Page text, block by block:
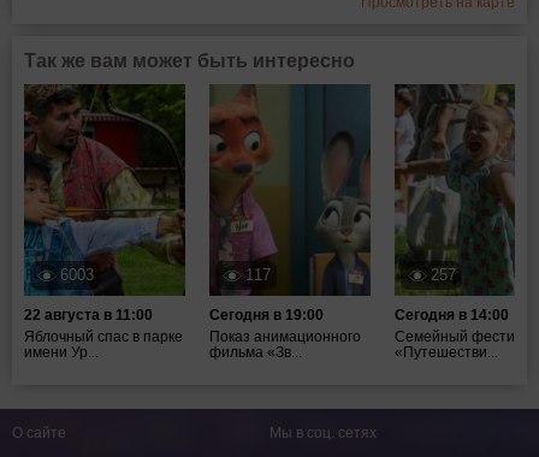
Так же вам может быть интересно
6003
22 августа в 11:00
Яблочный спас в парке
имени Ур...
117
Сегодня в 19:00
Показ анимационного
фильма «Зв...
257
Сегодня в 14:00
Семейный
«Путешестви...
О сайте Мы в соц. сетях